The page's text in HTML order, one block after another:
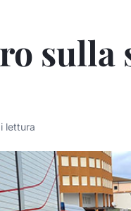
sulla
lettura